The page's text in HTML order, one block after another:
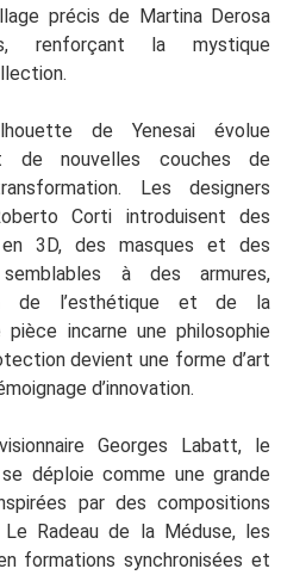
précis de Martina Derosa
renforçant la mystique
de Yenesai évolue
de nouvelles couches de
Les designers
Corti introduisent des
3D, des masques et des
à des armures,
de l’esthétique et de la
pièce incarne une philosophie
devient une forme d’art
d’innovation.
Georges Labatt, le
déploie comme une grande
par des compositions
Radeau de la Méduse, les
formations synchronisées et